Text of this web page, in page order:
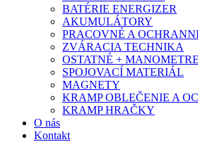
BATÉRIE ENERGIZER
AKUMULÁTORY
PRACOVNÉ A
ZVÁRACIA TECHNIKA
OSTATNÉ + MANOMETRE
SPOJOVACÍ MATERIÁL
MAGNETY
KRAMP OBLEČENIE A
KRAMP HRAČKY
O nás
Kontakt